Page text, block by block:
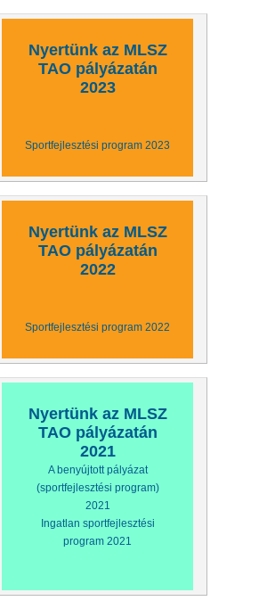
Nyertünk az MLSZ
TAO pályázatán
2023
Sportfejlesztési program 2023
Nyertünk az MLSZ
TAO pályázatán
2022
Sportfejlesztési program 2022
Nyertünk az MLSZ
TAO pályázatán
2021
A benyújtott pályázat
(sportfejlesztési program)
2021
Ingatlan sportfejlesztési
program 2021